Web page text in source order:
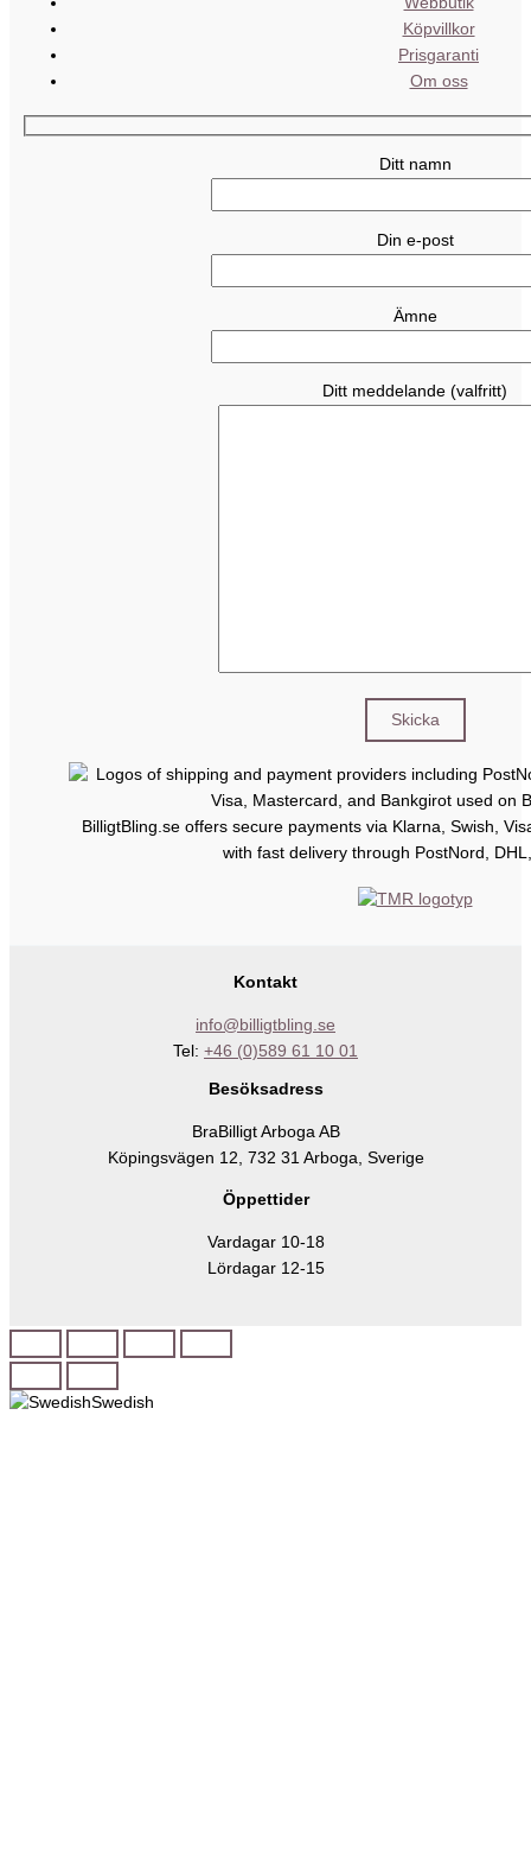
Köpvillkor
Prisgaranti
Om oss
Ditt namn
Din e-post
Ämne
Ditt meddelande (valfritt)
BilligtBling.se offers secure payments via Klarna, Swish,
with fast delivery through PostNord,
Kontakt
info@billigtbling.se
Tel: +46 (0)589 61 10 01
Besöksadress
BraBilligt Arboga AB
Köpingsvägen 12, 732 31 Arboga, Sverige
Öppettider
Vardagar 10-18
Lördagar 12-15
Swedish